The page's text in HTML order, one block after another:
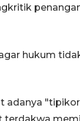
hukum
adanya